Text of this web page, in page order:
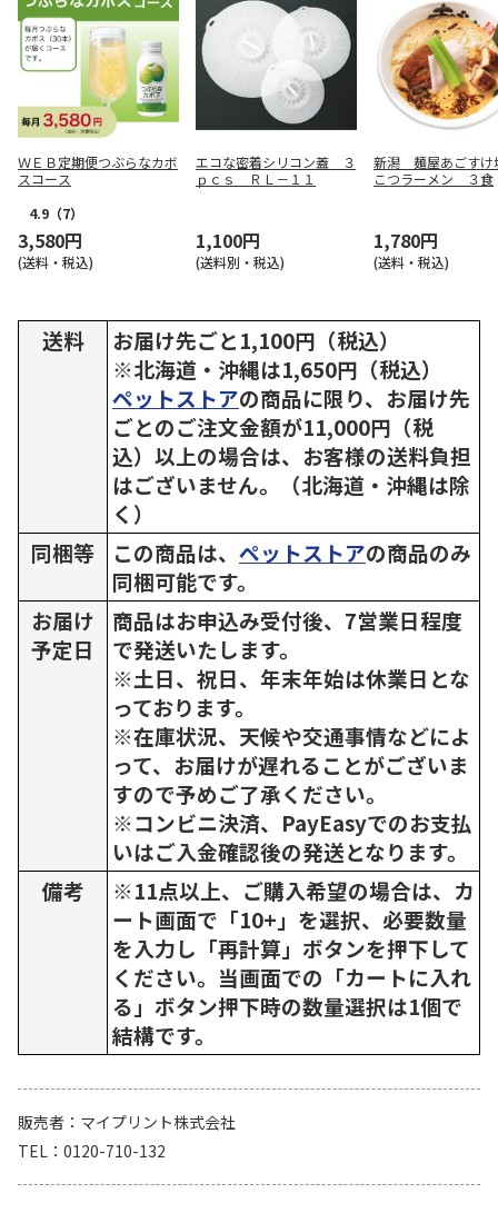
ＷＥＢ定期便つぶらなカボ
スコース
4.9 （7）
3,580円
(送料・税込)
エコな密着シリコン蓋 ３
ｐｃｓ ＲＬ－１１
1,100円
(送料別・税込)
新潟 麺屋あごすけ
こつラーメン ３食
1,780円
(送料・税込)
送料
お届け先ごと1,100円（税込）
※北海道・沖縄は1,650円（税込）
ペットストアの商品に限り、お届け先
ごとのご注文金額が11,000円（税
込）以上の場合は、お客様の送料負担
はございません。（北海道・沖縄は除
く）
同梱等
この商品は、 ペットストアの商品のみ
同梱可能です。
お届け
予定日
商品はお申込み受付後、7営業日程度
で発送いたします。
※土日、祝日、年末年始は休業日とな
っております。
※在庫状況、天候や交通事情などによ
って、お届けが遅れることがございま
すので予めご了承ください。
※コンビニ決済、PayEasyでのお支払
いはご入金確認後の発送となります。
備考
※11点以上、ご購入希望の場合は、カ
ート画面で「10+」を選択、必要数量
を入力し「再計算」ボタンを押下して
ください。当画面での「カートに入れ
る」ボタン押下時の数量選択は1個で
結構です。
販売者
マイプリント株式会社
TEL
0120-710-132